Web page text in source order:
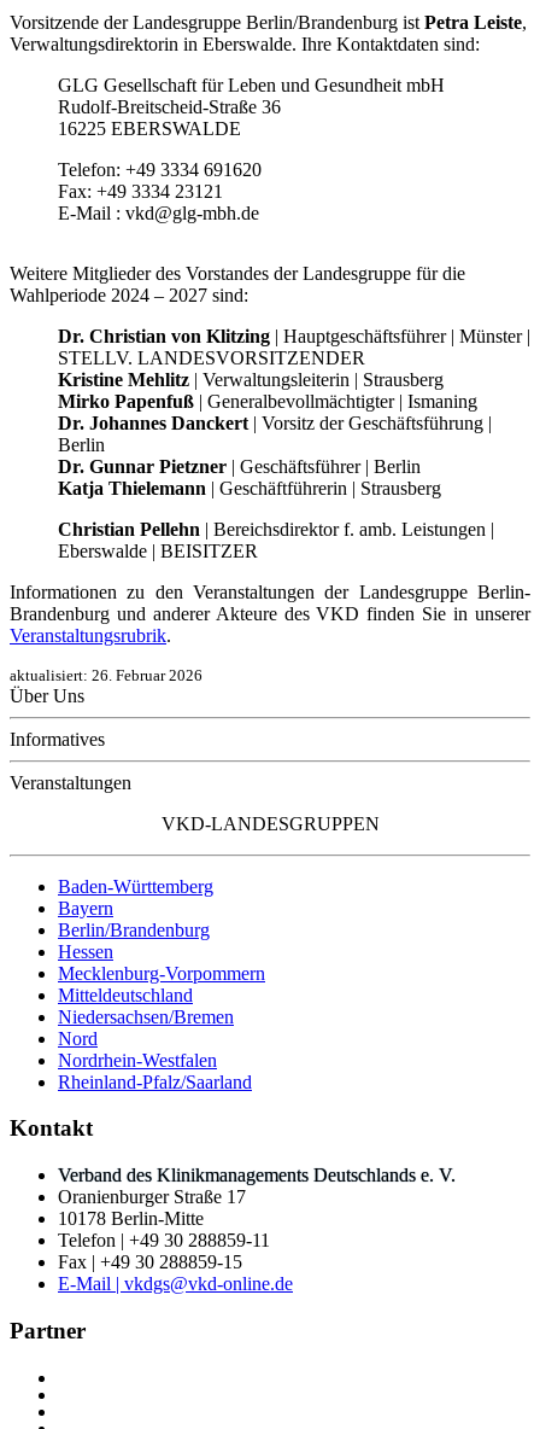
Vorsitzende der Landesgruppe Berlin/Brandenburg ist Petra Leiste,
Verwaltungsdirektorin in Eberswalde. Ihre Kontaktdaten sind:
GLG Gesellschaft für Leben und Gesundheit mbH
Rudolf-Breitscheid-Straße 36
16225 EBERSWALDE
Telefon: +49 3334 691620
Fax: +49 3334 23121
E-Mail : vkd@glg-mbh.de
Weitere Mitglieder des Vorstandes der Landesgruppe für die
Wahlperiode 2024 – 2027 sind:
Dr. Christian von Klitzing | Hauptgeschäftsführer | Münster |
STELLV. LANDESVORSITZENDER
Kristine Mehlitz | Verwaltungsleiterin | Strausberg
Mirko Papenfuß | Generalbevollmächtigter | Ismaning
Dr. Johannes Danckert | Vorsitz der Geschäftsführung |
Berlin
Dr. Gunnar Pietzner | Geschäftsführer | Berlin
Katja Thielemann | Geschäftführerin | Strausberg
Christian Pellehn | Bereichsdirektor f. amb. Leistungen |
Eberswalde | BEISITZER
Informationen zu den Veranstaltungen der Landesgruppe Berlin-
Brandenburg und anderer Akteure des VKD finden Sie in unserer
Veranstaltungsrubrik.
aktualisiert: 26. Februar 2026
Über Uns
Informatives
Veranstaltungen
VKD-LANDESGRUPPEN
Baden-Württemberg
Bayern
Berlin/Brandenburg
Hessen
Mecklenburg-Vorpommern
Mitteldeutschland
Niedersachsen/Bremen
Nord
Nordrhein-Westfalen
Rheinland-Pfalz/Saarland
Kontakt
Verband des Klinikmanagements Deutschlands e. V.
Oranienburger Straße 17
10178 Berlin-Mitte
Telefon | +49 30 288859-11
Fax | +49 30 288859-15
E-Mail | vkdgs@vkd-online.de
Partner